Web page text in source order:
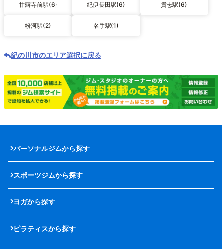
甘露寺前駅(6) 紀伊長田駅(6) 貴志駅(6)
粉河駅(2) 名手駅(1)
紀の川市のエリア選択に戻る
パーソナルジムから探す
スポーツジムから探す
ヨガから探す
ピラティスから探す